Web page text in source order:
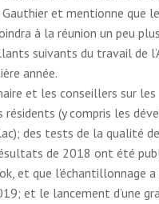
et mentionne que
à la réunion un peu
suivants du travail de
année.
et les conseillers sur les
résidents (y compris les
des tests de la qualité de
de 2018 ont été
et que l’échantillonnage a
et le lancement d’une